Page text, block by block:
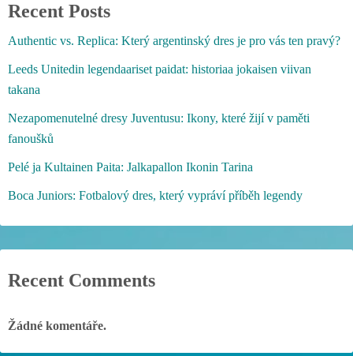
Recent Posts
Authentic vs. Replica: Který argentinský dres je pro vás ten pravý?
Leeds Unitedin legendaariset paidat: historiaa jokaisen viivan
takana
Nezapomenutelné dresy Juventusu: Ikony, které žijí v paměti
fanoušků
Pelé ja Kultainen Paita: Jalkapallon Ikonin Tarina
Boca Juniors: Fotbalový dres, který vypráví příběh legendy
Recent Comments
Žádné komentáře.